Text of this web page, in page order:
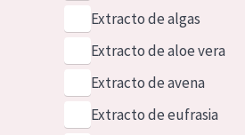
Extracto de algas
Extracto de aloe vera
Extracto de avena
Extracto de eufrasia